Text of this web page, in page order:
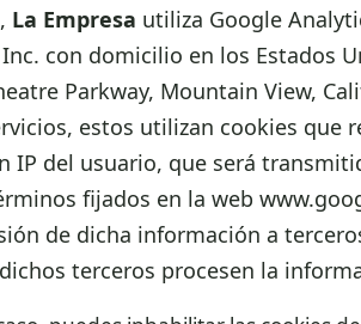
La Empresa utiliza Google
con domicilio en los Estados
Parkway, Mountain View,
estos utilizan cookies que
IP del usuario, que será
fijados en la web
de dicha información a
terceros procesen la